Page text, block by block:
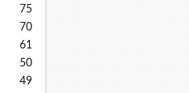
75
70
61
50
49